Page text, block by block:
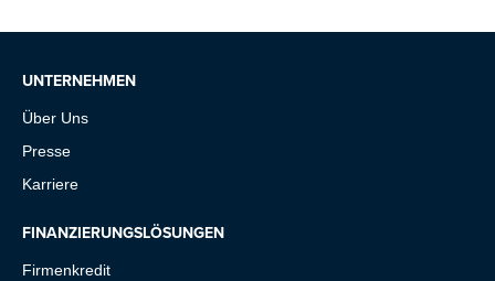
UNTERNEHMEN
Über Uns
Presse
Karriere
FINANZIERUNGSLÖSUNGEN
Firmenkredit